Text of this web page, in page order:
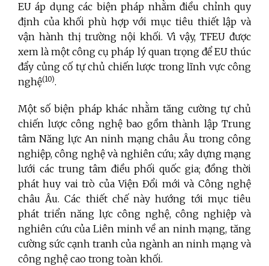
EU áp dụng các biện pháp nhằm điều chỉnh quy
định của khối phù hợp với mục tiêu thiết lập và
vận hành thị trường nội khối. Vì vậy, TFEU được
xem là một công cụ pháp lý quan trọng để EU thúc
đẩy củng cố tự chủ chiến lược trong lĩnh vực công
nghệ(10).
Một số biện pháp khác nhằm tăng cường tự chủ
chiến lược công nghệ bao gồm thành lập Trung
tâm Năng lực An ninh mạng châu Âu trong công
nghiệp, công nghệ và nghiên cứu; xây dựng mạng
lưới các trung tâm điều phối quốc gia; đồng thời
phát huy vai trò của Viện Đổi mới và Công nghệ
châu Âu. Các thiết chế này hướng tới mục tiêu
phát triển năng lực công nghệ, công nghiệp và
nghiên cứu của Liên minh về an ninh mạng, tăng
cường sức cạnh tranh của ngành an ninh mạng và
công nghệ cao trong toàn khối.